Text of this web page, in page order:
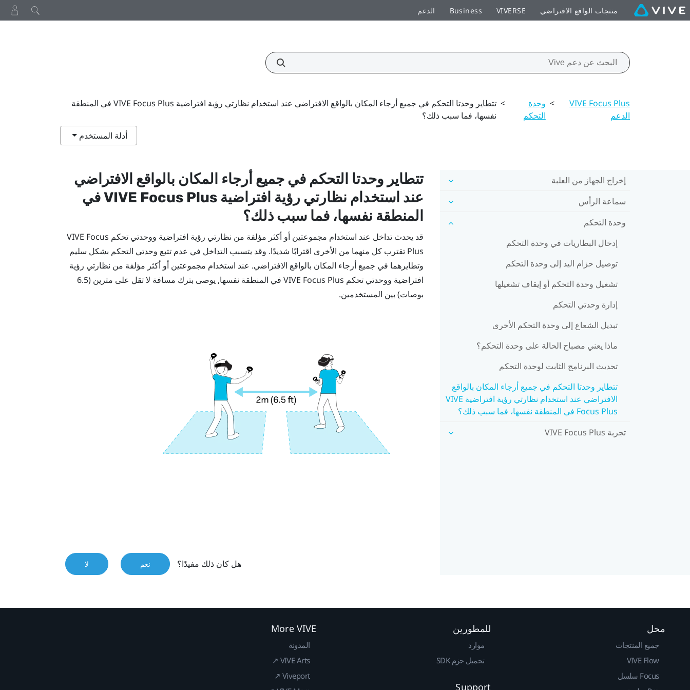
منتجات الواقع الافتراضي VIVERSE
Business الدعم
VIVE Focus Plus
الدعم
> وحدة
التحكم
>
تتطاير وحدتا التحكم في جميع أرجاء المكان بالواقع الافتراضي عند استخدام نظارتي رؤية افتراضية VIVE Focus Plus في المنطقة
نفسها، فما سبب ذلك؟
أدلة المستخدم
إخراج الجهاز من العلبة
سماعة الرأس
وحدة التحكم
إدخال البطاريات في وحدة التحكم
توصيل حزام اليد إلى وحدة التحكم
تشغيل وحدة التحكم أو إيقاف تشغيلها
إدارة وحدتي التحكم
تبديل الشعاع إلى وحدة التحكم الأخرى
ماذا يعني مصباح الحالة على وحدة التحكم؟
تحديث البرنامج الثابت لوحدة التحكم
تتطاير وحدتا التحكم في جميع أرجاء المكان بالواقع
الافتراضي عند استخدام نظارتي رؤية افتراضية VIVE
Focus Plus في المنطقة نفسها، فما سبب ذلك؟
تجربة VIVE Focus Plus
تتطاير وحدتا التحكم في جميع أرجاء المكان بالواقع الافتراضي
عند استخدام نظارتي رؤية افتراضية
VIVE Focus Plus
في
المنطقة نفسها، فما سبب ذلك؟
قد يحدث تداخل عند استخدام مجموعتين أو أكثر مؤلفة من نظارتي رؤية افتراضية ووحدتي تحكم VIVE Focus
Plus تقترب كل منهما من الأخرى اقترابًا شديدًا. وقد يتسبب التداخل في عدم تتبع وحدتي التحكم بشكل سليم
وتطايرهما في جميع أرجاء المكان بالواقع الافتراضي. عند استخدام مجموعتين أو أكثر مؤلفة من نظارتي رؤية
افتراضية ووحدتي تحكم
VIVE Focus Plus
في المنطقة نفسها, يوصى بترك مسافة لا تقل على مترين (6.5
بوصات) بين المستخدمين.
هل كان ذلك مفيدًا؟ نعم لا
محل
جميع المنتجات
VIVE Flow
Focus سلسل
للمطورين
موارد
تحميل حزم SDK
Support
More VIVE
المدونة
VIVE Arts ↗
Viveport ↗